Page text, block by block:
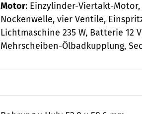
Motor: Einzylinder-Viertakt-
Nockenwelle, vier Ventile,
Lichtmaschine 235 W, Batterie 12
Mehrscheiben-Ölbadkupplung,